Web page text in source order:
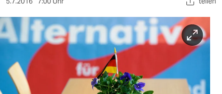
sport
berlin
nord
wahrheit